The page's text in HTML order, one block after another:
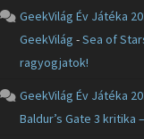
GeekVilág Év Játéka
GeekVilág -Sea of
ragyogjatok!
GeekVilág Év Játéka
Baldur’s Gate 3